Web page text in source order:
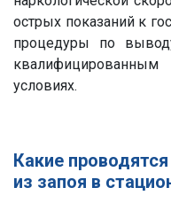
острых показаний к
процедуры по
условиях.
Какие
из запоя в